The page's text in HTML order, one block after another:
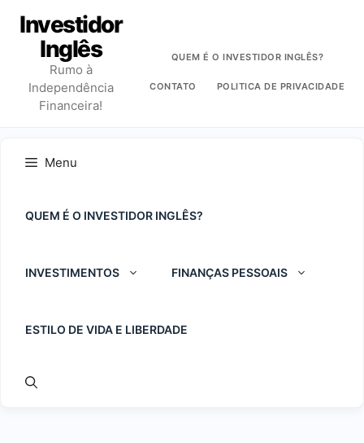
para
conteúdo
Investidor
Inglês
Rumo à
Independência
Financeira!
QUEM É O INVESTIDOR INGLÊS?
CONTATO POLITICA DE PRIVACIDADE
Menu
QUEM É O INVESTIDOR INGLÊS?
INVESTIMENTOS FINANÇAS PESSOAIS
ESTILO DE VIDA E LIBERDADE